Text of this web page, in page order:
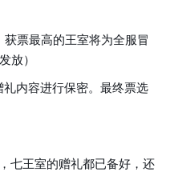
票最高的王室将为全服冒
放）
内容进行保密。最终票选
七王室的赠礼都已备好，还